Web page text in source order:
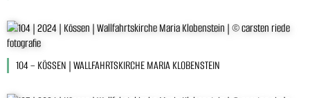
104 – KÖSSEN | WALLFAHRTSKIRCHE MARIA KLOBENSTEIN